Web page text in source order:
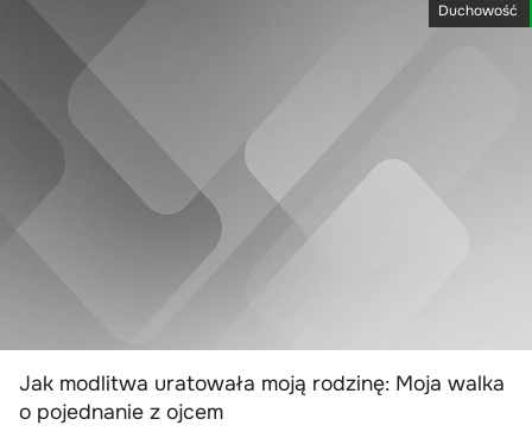
Duchowość
Jak modlitwa uratowała moją rodzinę: Moja walka
o pojednanie z ojcem